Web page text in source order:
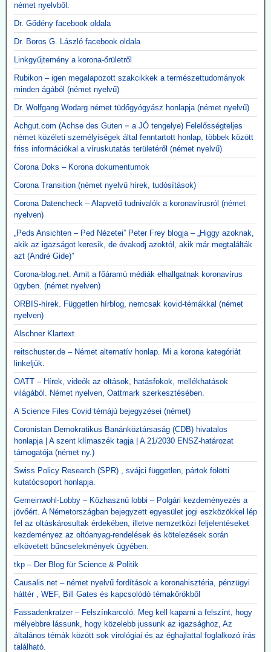
német nyelvből.
Dr. Gődény facebook oldala
Dr. Boros G. László facebook oldala
Linkgyűjtemény a korona-őrületről
Rubikon – igen megalapozott szakcikkek a természettudományok
minden ágából (német nyelvű)
Dr. Wolfgang Wodarg német tüdőgyógyász honlapja (német nyelvű)
Achgut.com (Achse des Guten = a JÓ tengelye) Felelősségteljes
német közéleti személyiségek által fenntartott honlap, többek között
friss információkal a víruskutatás területéről (német nyelvű)
Corona Doks – Korona dokumentumok
Corona Transition (német nyelvű hírek, tudósítások)
Corona Datencheck – Alapvető tudnivalók a koronavírusról (német
nyelven)
„Peds Ansichten – Ped Nézetei” Peter Frey blogja – „Higgy azoknak,
akik az igazságot keresik, de óvakodj azoktól, akik már megtalálták
azt (André Gide)”
Corona-blog.net. Amit a főáramú médiák elhallgatnak koronavírus
ügyben. (német nyelven)
ORBIS-hírek. Független hírblog, nemcsak kovid-témákkal (német
nyelven)
Alschner Klartext
reitschuster.de – Német alternatív honlap. Mi a korona kategóriát
linkeljük.
OATT – Hírek, videók az oltások, hatásfokok, mellékhatások
világából. Német nyelven, Oattmark szerkesztésében.
A Science Files Covid témájú bejegyzései (német)
Coronistan Demokratikus Banánköztársaság (CDB) hivatalos
honlapja | A szent klímaszék tagja | A 21/2030 ENSZ-határozat
támogatója (német ny.)
Swiss Policy Research (SPR) , svájci független, pártok fölötti
kutatócsoport honlapja.
Gemeinwohl-Lobby – Közhasznú lobbi – Polgári kezdeményezés a
jövőért. A Németországban bejegyzett egyesület jogi eszközökkel lép
fel az oltáskárosultak érdekében, illetve nemzetközi feljelentéseket
kezdeményez az oltóanyag-rendelések és kötelezések során
elkövetett bűncselekmények ügyében.
tkp – Der Blog für Science & Politik
Causalis.net – német nyelvű fordítások a koronahisztéria, pénzügyi
háttér , WEF, Bill Gates és kapcsolódó témakörökből
Fassadenkratzer – Felszínkarcoló. Meg kell kaparni a felszínt, hogy
mélyebbre lássunk, hogy közelebb jussunk az igazsághoz, Az
általános témák között sok virológiai és az éghajlattal foglalkozó írás
található.